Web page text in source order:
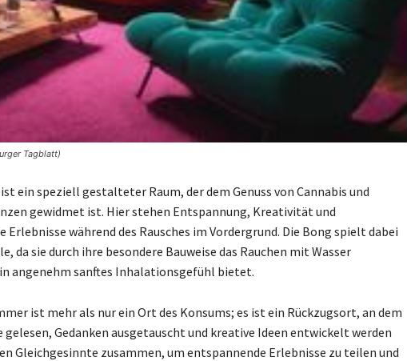
Tagblatt)
ein speziell gestalteter Raum, der dem Genuss von Cannabis und
gewidmet ist. Hier stehen Entspannung, Kreativität und
Erlebnisse während des Rausches im Vordergrund. Die Bong spielt dabei
da sie durch ihre besondere Bauweise das Rauchen mit Wasser
angenehm sanftes Inhalationsgefühl bietet.
ist mehr als nur ein Ort des Konsums; es ist ein Rückzugsort, an dem
Gedanken ausgetauscht und kreative Ideen entwickelt werden
Gleichgesinnte zusammen, um entspannende Erlebnisse zu teilen und